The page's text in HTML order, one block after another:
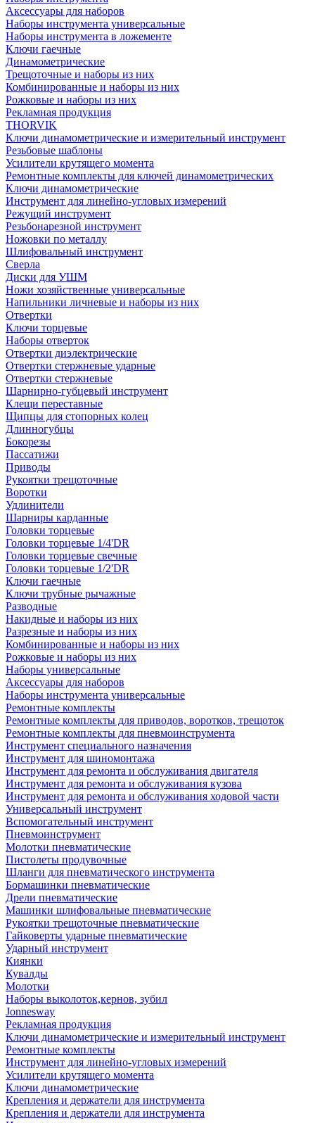
Аксессуары для наборов
Наборы инструмента универсальные
Наборы инструмента в ложементе
Ключи гаечные
Динамометрические
Трещоточные и наборы из них
Комбинированные и наборы из них
Рожковые и наборы из них
Рекламная продукция
THORVIK
Ключи динамометрические и измерительный инструмент
Резьбовые шаблоны
Усилители крутящего момента
Ремонтные комплекты для ключей динамометрических
Ключи динамометрические
Инструмент для линейно-угловых измерений
Режущий инструмент
Резьбонарезной инструмент
Ножовки по металлу
Шлифовальный инструмент
Сверла
Диски для УШМ
Ножи хозяйственные универсальные
Напильники личневые и наборы из них
Отвертки
Ключи торцевые
Наборы отверток
Отвертки диэлектрические
Отвертки стержневые ударные
Отвертки стержневые
Шарнирно-губцевый инструмент
Клещи переставные
Щипцы для стопорных колец
Длинногубцы
Бокорезы
Пассатижи
Приводы
Рукоятки трещоточные
Воротки
Удлинители
Шарниры карданные
Головки торцевые
Головки торцевые 1/4'DR
Головки торцевые свечные
Головки торцевые 1/2'DR
Ключи гаечные
Ключи трубные рычажные
Разводные
Накидные и наборы из них
Разрезные и наборы из них
Комбинированные и наборы из них
Рожковые и наборы из них
Наборы универсальные
Аксессуары для наборов
Наборы инструмента универсальные
Ремонтные комплекты
Ремонтные комплекты для приводов, воротков, трещоток
Ремонтные комплекты для пневмоинструмента
Инструмент специального назначения
Инструмент для шиномонтажа
Инструмент для ремонта и обслуживания двигателя
Инструмент для ремонта и обслуживания кузова
Инструмент для ремонта и обслуживания ходовой части
Универсальный инструмент
Вспомогательный инструмент
Пневмоинструмент
Молотки пневматические
Пистолеты продувочные
Шланги для пневматического инструмента
Бормашинки пневматические
Дрели пневматические
Машинки шлифовальные пневматические
Рукоятки трещоточные пневматические
Гайковерты ударные пневматические
Ударный инструмент
Киянки
Кувалды
Молотки
Наборы выколоток,кернов, зубил
Jonnesway
Рекламная продукция
Ключи динамометрические и измерительный инструмент
Ремонтные комплекты
Инструмент для линейно-угловых измерений
Усилители крутящего момента
Ключи динамометрические
Крепления и держатели для инструмента
Крепления и держатели для инструмента